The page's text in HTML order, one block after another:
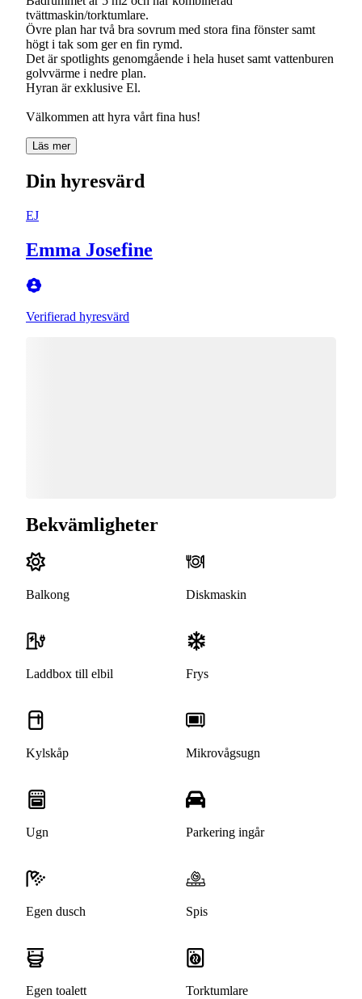
tvättmaskin/torktumlare.
Övre plan har två bra sovrum med stora fina fönster samt
högt i tak som ger en fin rymd.
Det är spotlights genomgående i hela huset samt vattenburen
golvvärme i nedre plan.
Hyran är exklusive El.
Läs mer
Din hyresvärd
EJ
Emma Josefine
Verifierad hyresvärd
Bekvämligheter
Balkong Diskmaskin
Laddbox till elbil Frys
Kylskåp Mikrovågsugn
Ugn Parkering ingår
Egen dusch Spis
Egen toalett Torktumlare